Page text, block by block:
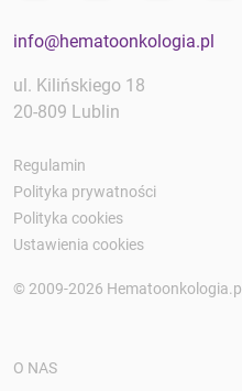
info@hematoonkologia.pl
ul. Kilińskiego 18
20-809 Lublin
Regulamin
Polityka prywatności
Polityka cookies
Ustawienia cookies
© 2009-2026 Hematoonkologia.pl
O NAS